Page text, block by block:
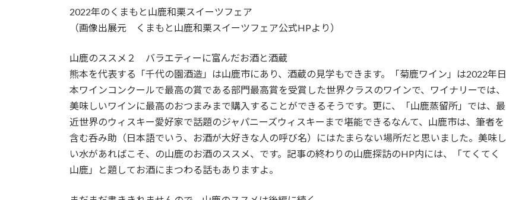
2022年のくまもと山鹿和栗スイーツフェア
（画像出展元 くまもと山鹿和栗スイーツフェア公式HPより）
山鹿のススメ２ バラエティーに富んだお酒と酒蔵
熊本を代表する「千代の園酒造」は山鹿市にあり、酒蔵の見学もできます。「菊鹿ワイン」は2022年日
本ワインコンクールで最高の賞である部門最高賞を受賞した世界クラスのワインで、ワイナリーでは、
美味しいワインに最高のおつまみまで購入することができるそうです。更に、「山鹿蒸留所」では、最
近世界のウィスキー愛好家で話題のジャパニーズウィスキーまで堪能できるなんて、山鹿市は、筆者を
含む呑み助（日本語でいう、お酒が大好きな人の呼び名）にはたまらない場所だと思いました。美味し
い水があればこそ、の山鹿のお酒のススメ、です。記事の終わりの山鹿探訪のHP内には、「てくてく
山鹿」と題してお酒にまつわる話もありますよ。